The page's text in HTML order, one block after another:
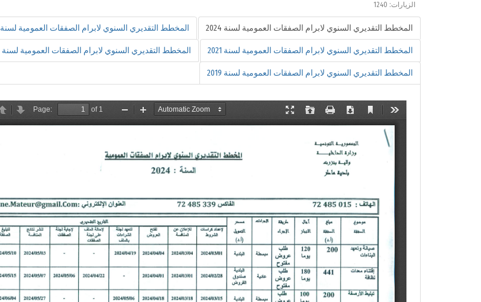
الزيارات: 1240
المخطط التقديري السنوي لابرام الصفقات العمومية لسنة 2024 المخطط التقديري السنوي لابرام الصفقات العمومية لسنة 2023
المخطط التقديري السنوي لابرام الصفقات العمومية لسنة 2021 المخطط التقديري السنوي لابرام الصفقات العمومية لسنة 2020
المخطط التقديري السنوي لابرام الصفقات العمومية لسنة 2019